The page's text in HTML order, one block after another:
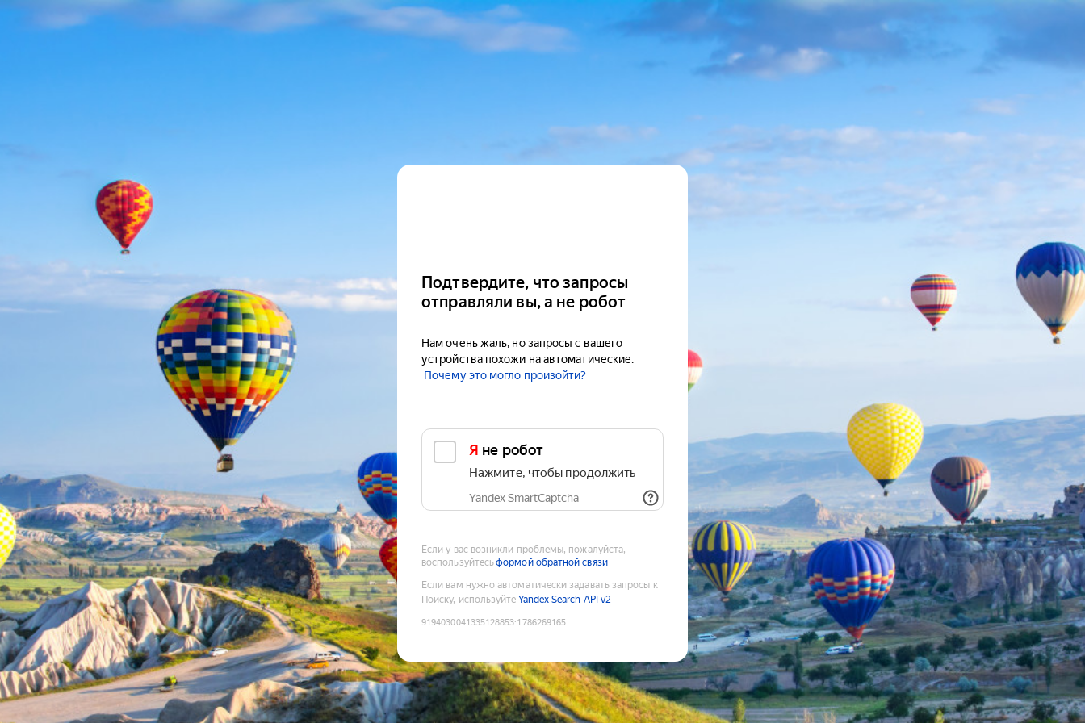
Подтвердите, что запросы
отправляли вы, а не робот
Нам очень жаль, но запросы с вашего
устройства похожи на автоматические.
Почему это могло произойти?
Я не робот
Нажмите, чтобы продолжить
Yandex SmartCaptcha
Если у вас возникли проблемы, пожалуйста,
воспользуйтесьформой обратной связи
Если вам нужно автоматически задавать запросы к
Поиску, используйте Yandex Search API v2
9194030041335128853:1786269165